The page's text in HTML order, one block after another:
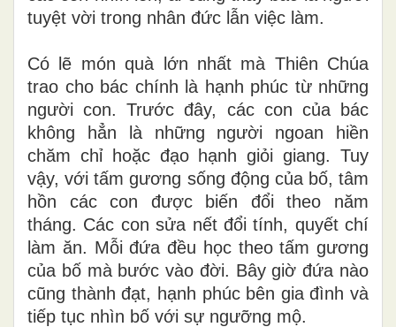
tuyệt vời trong nhân đức lẫn việc làm.
Có lẽ món quà lớn nhất mà Thiên Chúa
trao cho bác chính là hạnh phúc từ những
người con. Trước đây, các con của bác
không hẳn là những người ngoan hiền
chăm chỉ hoặc đạo hạnh giỏi giang. Tuy
vậy, với tấm gương sống động của bố, tâm
hồn các con được biến đổi theo năm
tháng. Các con sửa nết đổi tính, quyết chí
làm ăn. Mỗi đứa đều học theo tấm gương
của bố mà bước vào đời. Bây giờ đứa nào
cũng thành đạt, hạnh phúc bên gia đình và
tiếp tục nhìn bố với sự ngưỡng mộ.